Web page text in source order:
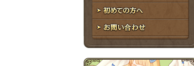
戦闘マニュアル
初めての方へ
お問い合わせ